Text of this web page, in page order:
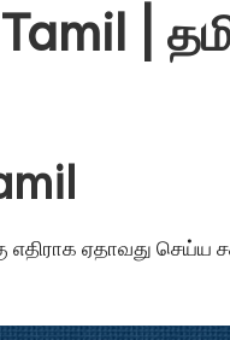
|
எதிராக ஏதாவது